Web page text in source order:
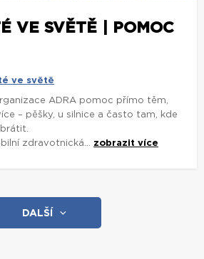
VE SVĚTĚ | POMOC
ve světě
ADRA pomoc přímo těm,
– pěšky, u silnice a často tam, kde
zdravotnická... zobrazit více
DALŠÍ